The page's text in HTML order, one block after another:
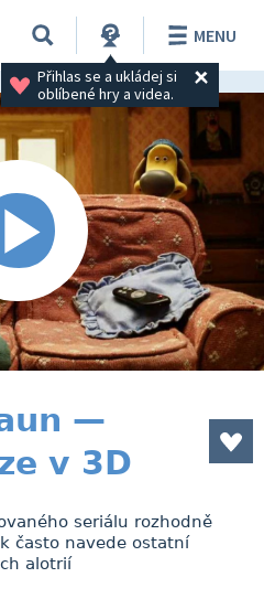
Přihlas se a ukládej si
oblíbené hry a videa.
MENU
—
v 3D
seriálu rozhodně
často navede ostatní
alotrií